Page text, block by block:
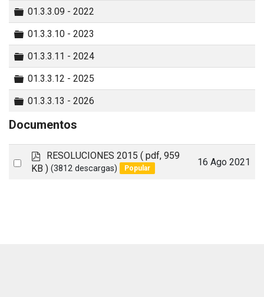
Carpeta
01.3.3.09 - 2022
Carpeta
01.3.3.10 - 2023
Carpeta
01.3.3.11 - 2024
Carpeta
01.3.3.12 - 2025
Carpeta
01.3.3.13 - 2026
Documentos
Select
p
d
f
RESOLUCIONES 2015 ( pdf, 959
KB ) (3812 descargas) Popular
16 Ago 2021